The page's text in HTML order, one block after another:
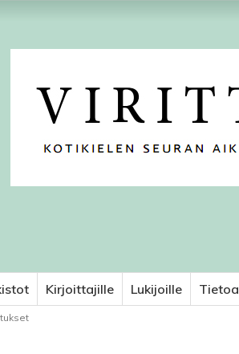
Kirjoittajille Lukijoille Tietoa